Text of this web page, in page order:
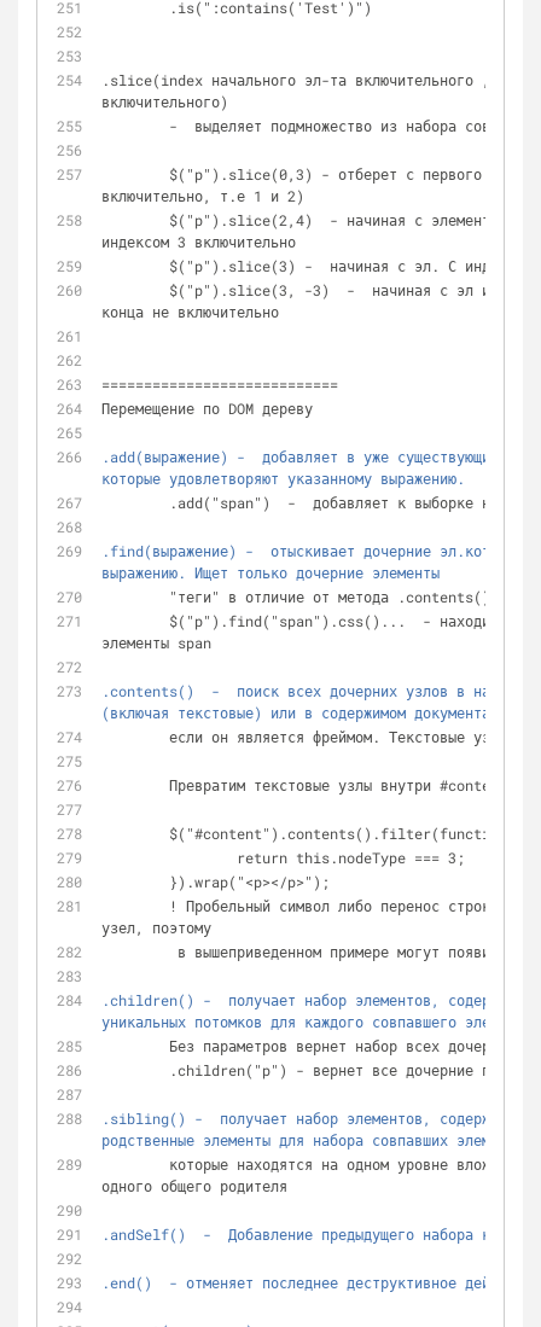
	.is(":contains('Test')")
.slice(index начального эл-та включительного ,
включительного)
-  выделяет подмножество из набора
включительно, т.е 1 и 2)
индексом 3 включительно
$("p").slice(3) -  начиная с эл. С
конца не включительно
============================
Перемещение по DOM дереву
.add(выражение) -  добавляет в уже существующий
которые удовлетворяют указанному выражению.
.add("span")  -  добавляет к выборке набор
.find(выражение) -  отыскивает дочерние эл.которые
выражению. Ищет только дочерние элементы
	"теги" в отличие от метода .contents()
элементы span
.contents()  -  поиск всех дочерних узлов в наборе
(включая текстовые) или в содержимом документа,
если он является фреймом. Текстовые узлы:
Превратим текстовые узлы внутри #content в
	$("#content").contents().filter(function(){
		return this.nodeType === 3;
	}).wrap("<p></p>");
узел, поэтому
в вышеприведенном примере могут появится
.children() -  получает набор элементов, содержащий
уникальных потомков для каждого совпавшего элемента.
Без параметров вернет набор всех дочерних
.children("p") - вернет все дочерние
.sibling() -  получает набор элементов, содержащий
родственные элементы для набора совпавших элементов,
одного общего родителя
.andSelf()  -  Добавление предыдущего набора к
.end()  - отменяет последнее деструктивное действие.